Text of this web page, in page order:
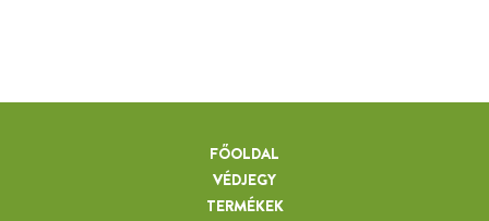
FŐOLDAL
VÉDJEGY
TERMÉKEK